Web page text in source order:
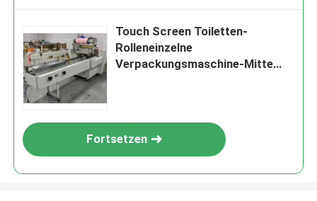
Touch Screen Toiletten-
Rolleneinzelne
Verpackungsmaschine-Mitte
Fortsetzen